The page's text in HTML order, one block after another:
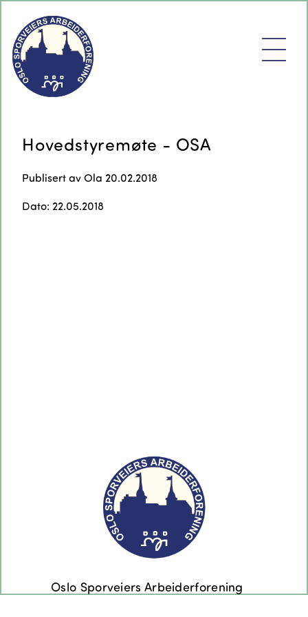
Hovedstyremøte - OSA
Publisert avOla 20.02.2018
Dato: 22.05.2018